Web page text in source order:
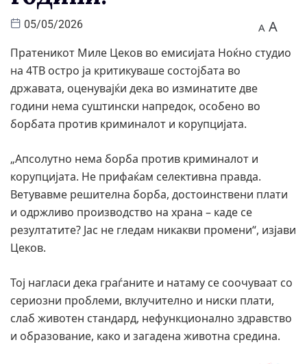
05/05/2026 A A
Пратеникот Миле Цеков во емисијата Ноќно студио
на 4ТВ остро ја критикуваше состојбата во
државата, оценувајќи дека во изминатите две
години нема суштински напредок, особено во
борбата против криминалот и корупцијата.
„Апсолутно нема борба против криминалот и
корупцијата. Не прифаќам селективна правда.
Ветувавме решителна борба, достоинствени плати
и одржливо производство на храна – каде се
резултатите? Јас не гледам никакви промени“, изјави
Цеков.
Тој нагласи дека граѓаните и натаму се соочуваат со
сериозни проблеми, вклучително и ниски плати,
слаб животен стандард, нефункционално здравство
и образование, како и загадена животна средина.